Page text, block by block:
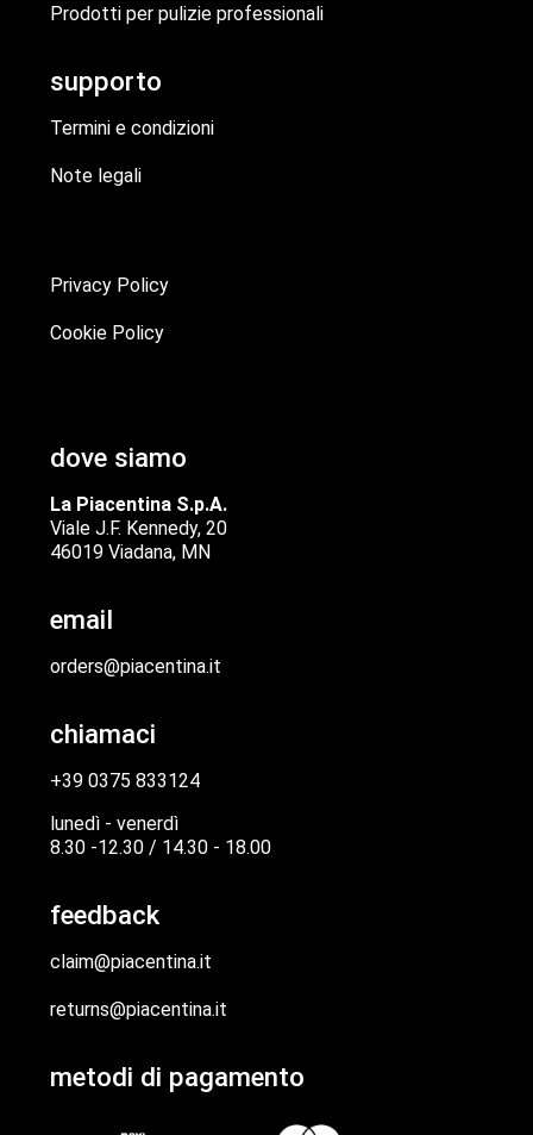
Prodotti per pulizie professionali
supporto
Termini e condizioni
Note legali
Privacy Policy
Cookie Policy
dove siamo
La Piacentina S.p.A.
Viale J.F. Kennedy, 20
46019 Viadana, MN
email
orders@piacentina.it
chiamaci
+39 0375 833124
lunedì - venerdì
8.30 -12.30 / 14.30 - 18.00
feedback
claim@piacentina.it
returns@piacentina.it
metodi di pagamento